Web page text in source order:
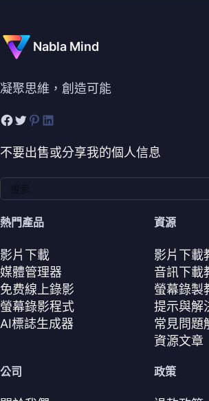
Nabla Mind
凝聚思維，創造可能
不要出售或分享我的個人信息
熱門產品
影片下載
媒體管理器
免费線上錄影
螢幕錄影程式
AI標誌生成器
資源
影片下載
音訊下載
螢幕錄製
提示與解
常見問題
資源文章
公司 政策